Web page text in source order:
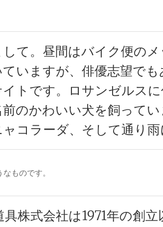
て。昼間はバイク便の
ていますが、俳優志望で
トです。ロサンゼルス
前のかわいい犬を飼って
コラーダ、そして通り雨
ものです。
具株式会社は1971年の創